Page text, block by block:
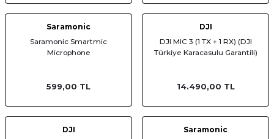
Saramonic
Saramonic Smartmic
Microphone
599,00 TL
DJI
DJI MIC 3 (1 TX + 1 RX) (DJI
Türkiye Karacasulu Garantili)
14.490,00 TL
DJI
Saramonic